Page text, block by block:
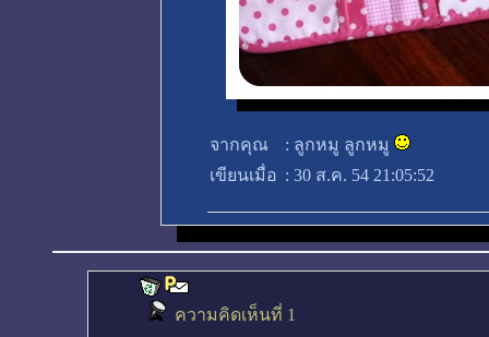
จากคุณ : ลูกหมู ลูกหมู
เขียนเมื่อ : 30 ส.ค. 54 21:05:52
ความคิดเห็นที่ 1